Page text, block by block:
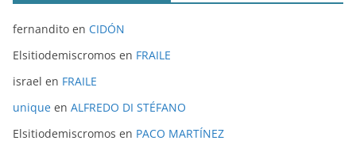
fernandito en CIDÓN
Elsitiodemiscromos en FRAILE
israel en FRAILE
unique en ALFREDO DI STÉFANO
Elsitiodemiscromos en PACO MARTÍNEZ